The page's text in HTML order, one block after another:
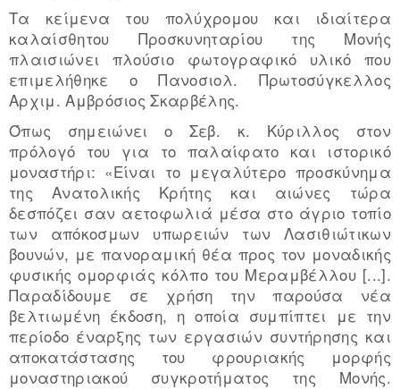
Τα κείμενα του πολύχρομου και ιδιαίτερα
καλαίσθητου Προσκυνηταρίου της Μονής
πλαισιώνει πλούσιο φωτογραφικό υλικό που
επιμελήθηκε ο Πανοσιολ. Πρωτοσύγκελλος
Αρχιμ. Αμβρόσιος Σκαρβέλης.
Όπως σημειώνει ο Σεβ. κ. Κύριλλος στον
πρόλογό του για το παλαίφατο και ιστορικό
μοναστήρι: «Είναι το μεγαλύτερο προσκύνημα
της Ανατολικής Κρήτης και αιώνες τώρα
δεσπόζει σαν αετοφωλιά μέσα στο άγριο τοπίο
των απόκοσμων υπωρειών των Λασιθιώτικων
βουνών, με πανοραμική θέα προς τον μοναδικής
φυσικής ομορφιάς κόλπο του Μεραμβέλλου [...].
Παραδίδουμε σε χρήση την παρούσα νέα
βελτιωμένη έκδοση, η οποία συμπίπτει με την
περίοδο έναρξης των εργασιών συντήρησης και
αποκατάστασης του φρουριακής μορφής
μοναστηριακού συγκροτήματος της Μονής.